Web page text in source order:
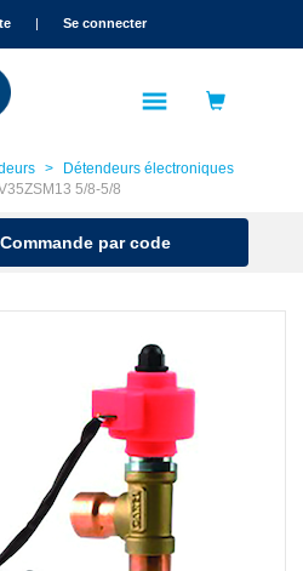
| Se connecter
Détendeurs électroniques
5/8-5/8
Commande par code